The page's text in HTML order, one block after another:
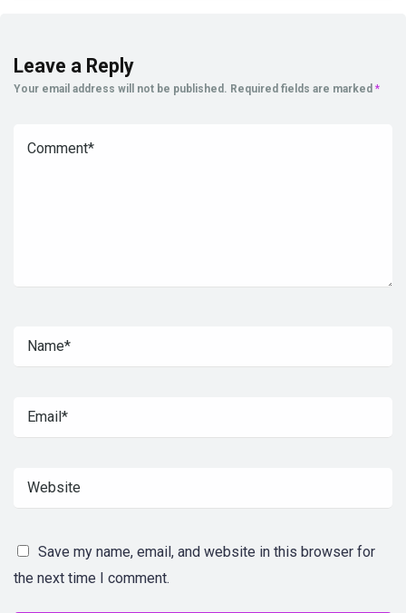
Leave a Reply
Your email address will not be published. Required fields are marked *
Save my name, email, and website in this browser for
the next time I comment.